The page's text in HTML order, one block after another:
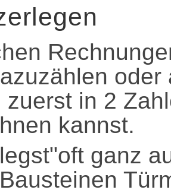
zuerst in 2
kannst.
ganz